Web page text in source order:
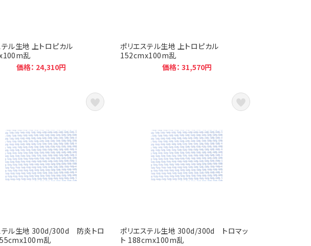
テル生地 上トロピカル
乱
価格： 24,310円
ポリエステル生地 上トロピカル
152cmx100m乱
価格： 31,570円
テル生地 300d/300d 防炎トロ
乱
ポリエステル生地 300d/300d トロマッ
ト 188cmx100m乱